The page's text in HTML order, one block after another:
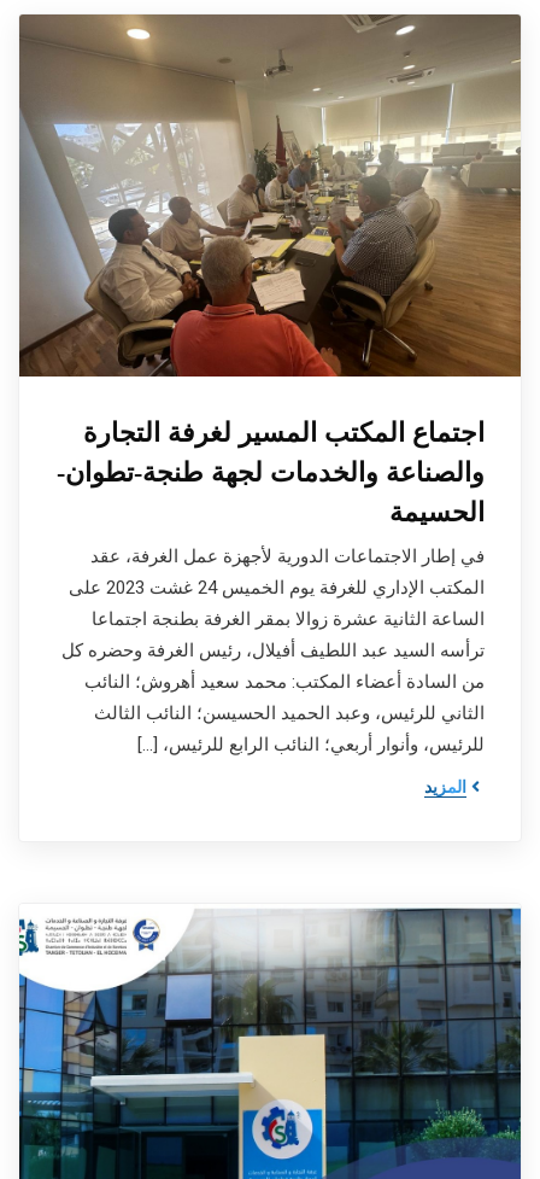
اجتماع المكتب المسير لغرفة التجارة
والصناعة والخدمات لجهة طنجة-تطوان-
الحسيمة
في إطار الاجتماعات الدورية لأجهزة عمل الغرفة، عقد
المكتب الإداري للغرفة يوم الخميس 24 غشت 2023 على
الساعة الثانية عشرة زوالا بمقر الغرفة بطنجة اجتماعا
ترأسه السيد عبد اللطيف أفيلال، رئيس الغرفة وحضره كل
من السادة أعضاء المكتب: محمد سعيد أهروش؛ النائب
الثاني للرئيس، وعبد الحميد الحسيسن؛ النائب الثالث
للرئيس، وأنوار أربعي؛ النائب الرابع للرئيس، […]
المزيد